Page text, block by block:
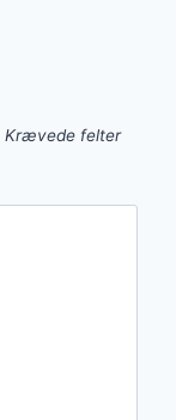
Krævede felter